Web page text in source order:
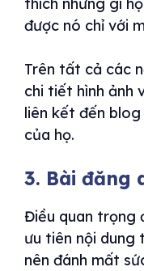
được nó chỉ với
Trên tất cả các
chi tiết hình ảnh
liên kết đến
của họ.
3. Bài đăng
Điều quan trọng
ưu tiên nội dung
nên đánh mất